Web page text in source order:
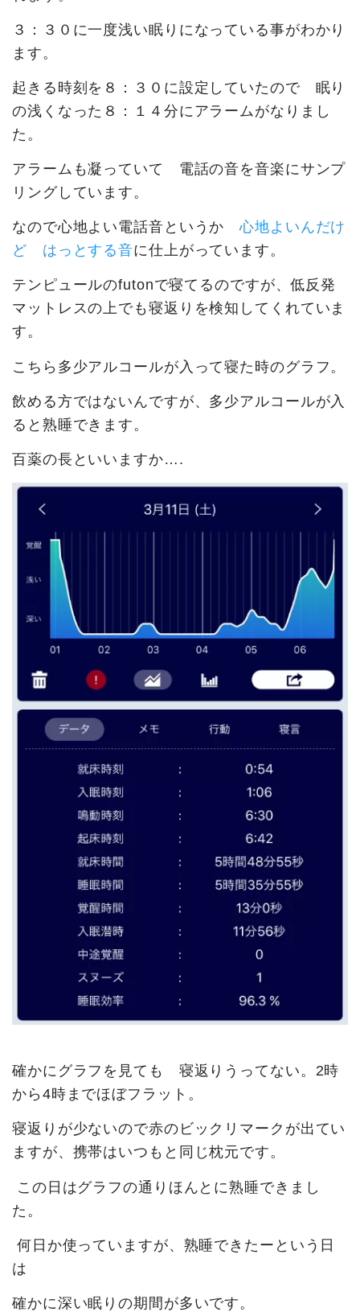
３：３０に一度浅い眠りになっている事がわかり
ます。
起きる時刻を８：３０に設定していたので 眠り
の浅くなった８：１４分にアラームがなりまし
た。
アラームも凝っていて 電話の音を音楽にサンプ
リングしています。
なので心地よい電話音というか心地よいんだけ
ど はっとする音に仕上がっています。
テンピュールのfutonで寝てるのですが、低反発
マットレスの上でも寝返りを検知してくれていま
す。
こちら多少アルコールが入って寝た時のグラフ。
飲める方ではないんですが、多少アルコールが入
ると熟睡できます。
百薬の長といいますか….
確かにグラフを見ても 寝返りうってない。2時
から4時までほぼフラット。
寝返りが少ないので赤のビックリマークが出てい
ますが、携帯はいつもと同じ枕元です。
この日はグラフの通りほんとに熟睡できまし
た。
何日か使っていますが、熟睡できたーという日
は
確かに深い眠りの期間が多いです。